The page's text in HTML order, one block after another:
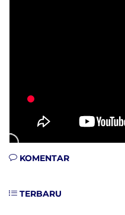
KOMENTAR
TERBARU